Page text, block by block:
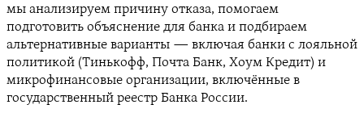
мы анализируем причину отказа, помогаем
подготовить объяснение для банка и подбираем
альтернативные варианты — включая банки с лояльной
политикой (Тинькофф, Почта Банк, Хоум Кредит) и
микрофинансовые организации, включённые в
государственный реестр Банка России.